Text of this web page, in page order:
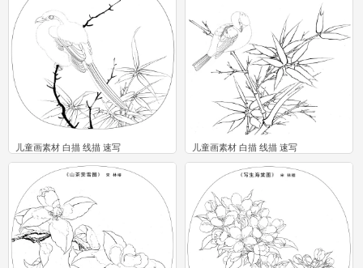
儿童画素材 白描 线描 速写
0
儿童画素材 白描 线描 速写
0